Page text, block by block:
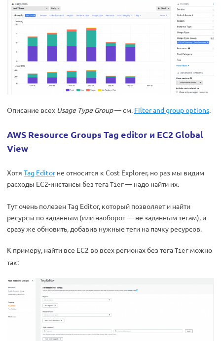
Описание всех Usage Type Group— см. Filter and group options.
AWS Resource Groups Tag editor и EC2 Global
View
Хотя Tag Editorне относится к Cost Explorer, но раз мы видим
расходы EC2-инстансы без тега Tier — надо найти их.
Тут очень полезен Tag Editor, который позволяет и найти
ресурсы по заданным (или наоборот — не заданным тегам), и
сразу же обновить, добавив нужные теги на пачку ресурсов.
К примеру, найти все EC2 во всех регионах без тега Tier можно
так: